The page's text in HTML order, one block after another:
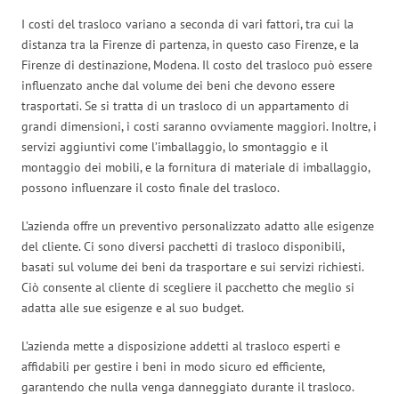
I costi del trasloco variano a seconda di vari fattori, tra cui la
distanza tra la Firenze di partenza, in questo caso Firenze, e la
Firenze di destinazione, Modena. Il costo del trasloco può essere
influenzato anche dal volume dei beni che devono essere
trasportati. Se si tratta di un trasloco di un appartamento di
grandi dimensioni, i costi saranno ovviamente maggiori. Inoltre, i
servizi aggiuntivi come l’imballaggio, lo smontaggio e il
montaggio dei mobili, e la fornitura di materiale di imballaggio,
possono influenzare il costo finale del trasloco.
L’azienda offre un preventivo personalizzato adatto alle esigenze
del cliente. Ci sono diversi pacchetti di trasloco disponibili,
basati sul volume dei beni da trasportare e sui servizi richiesti.
Ciò consente al cliente di scegliere il pacchetto che meglio si
adatta alle sue esigenze e al suo budget.
L’azienda mette a disposizione addetti al trasloco esperti e
affidabili per gestire i beni in modo sicuro ed efficiente,
garantendo che nulla venga danneggiato durante il trasloco.